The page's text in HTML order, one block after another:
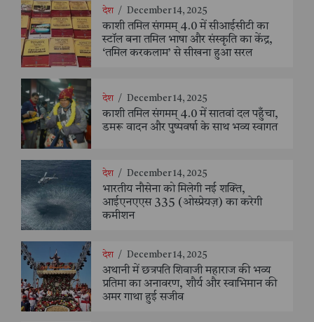
देश / December 14, 2025
काशी तमिल संगमम् 4.0 में सीआईसीटी का
स्टॉल बना तमिल भाषा और संस्कृति का केंद्र,
‘तमिल करकलाम’ से सीखना हुआ सरल
देश / December 14, 2025
काशी तमिल संगमम् 4.0 में सातवां दल पहुँचा,
डमरू वादन और पुष्पवर्षा के साथ भव्य स्वागत
देश / December 14, 2025
भारतीय नौसेना को मिलेगी नई शक्ति,
आईएनएएस 335 (ओस्प्रेयज़) का करेगी
कमीशन
देश / December 14, 2025
अथानी में छत्रपति शिवाजी महाराज की भव्य
प्रतिमा का अनावरण, शौर्य और स्वाभिमान की
अमर गाथा हुई सजीव